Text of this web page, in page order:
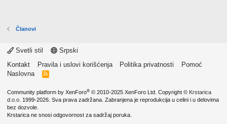
Članovi
Svetli stil
Srpski
Kontakt
Pravila i uslovi korišćenja Politika privatnosti
Pomoć
Naslovna
R
Community platform by XenForo® © 2010-2025 XenForo Ltd. Copyright © Krstarica
d.o.o. 1999-2026. Sva prava zadržana. Zabranjena je reprodukcija u celini i u delovima
bez dozvole.
Krstarica ne snosi odgovornost za sadržaj poruka.